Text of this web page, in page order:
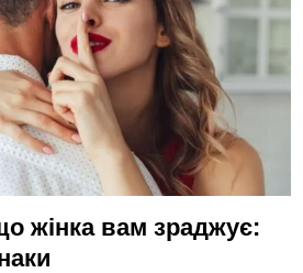
жінка вам зраджує: